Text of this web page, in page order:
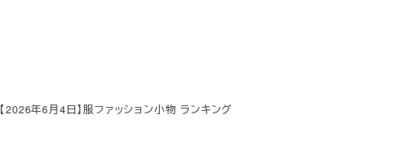
【2026年6月4日】服ファッション小物 ランキング